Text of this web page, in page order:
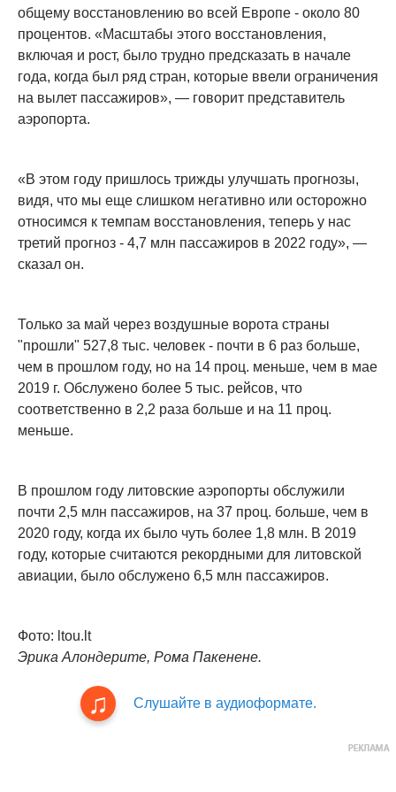
общему восстановлению во всей Европе - около 80
процентов. «Масштабы этого восстановления,
включая и рост, было трудно предсказать в начале
года, когда был ряд стран, которые ввели ограничения
на вылет пассажиров», — говорит представитель
аэропорта.
«В этом году пришлось трижды улучшать прогнозы,
видя, что мы еще слишком негативно или осторожно
относимся к темпам восстановления, теперь у нас
третий прогноз - 4,7 млн пассажиров в 2022 году», —
сказал он.
Только за май через воздушные ворота страны
"прошли" 527,8 тыс. человек - почти в 6 раз больше,
чем в прошлом году, но на 14 проц. меньше, чем в мае
2019 г. Обслужено более 5 тыс. рейсов, что
соответственно в 2,2 раза больше и на 11 проц.
меньше.
В прошлом году литовские аэропорты обслужили
почти 2,5 млн пассажиров, на 37 проц. больше, чем в
2020 году, когда их было чуть более 1,8 млн. В 2019
году, которые считаются рекордными для литовской
авиации, было обслужено 6,5 млн пассажиров.
Фото: ltou.lt
Эрика Алондерите, Рома Пакенене.
Слушайте в аудиоформате.